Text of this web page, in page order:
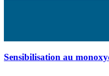
Sensibilisation au